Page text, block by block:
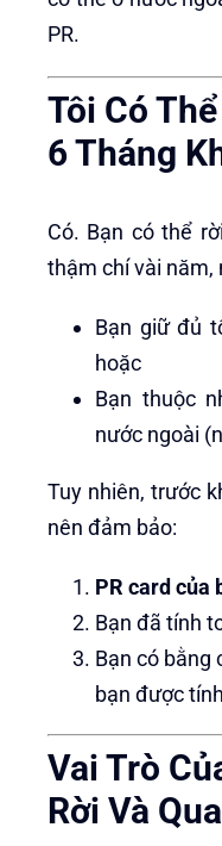
PR.
Tôi Có
6 Tháng
Có. Bạn có thể
thậm chí vài năm,
Bạn giữ đủ
hoặc
Bạn thuộc
nước ngoài
Tuy nhiên, trước
nên đảm bảo:
PR card của
Bạn đã tính
Bạn có bằng
bạn được
Vai Trò
Rời Và